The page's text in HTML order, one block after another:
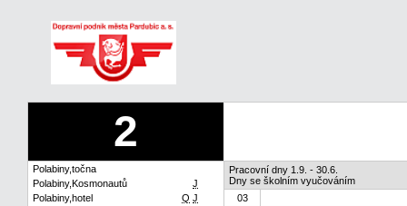
2
Polabiny,točna
Polabiny,Kosmonautů
J
Polabiny,hotel
Q J
Pracovní dny 1.9. - 30.6.
Dny se školním vyučováním
03